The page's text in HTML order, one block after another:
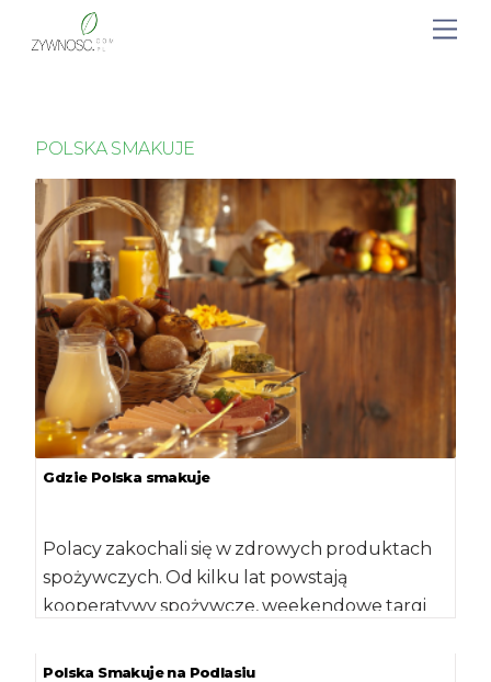
POLSKA SMAKUJE
Gdzie Polska smakuje
Polacy zakochali się w zdrowych produktach
spożywczych. Od kilku lat powstają
kooperatywy spożywcze, weekendowe targi
ekologiczną. […]
Polska Smakuje na Podlasiu